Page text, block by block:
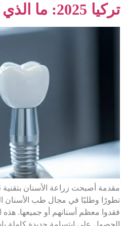
تركيا 2025: ما الذي يشمل السعر؟
تطورًا وطلبًا في مجال طب الأسنان
فقدوا معظم أسنانهم أو جميعها. هذه
الحصول على ابتسامة جديدة كاملة